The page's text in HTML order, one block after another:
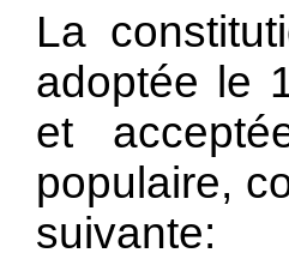
La
adoptée le
et
populaire,
suivante: